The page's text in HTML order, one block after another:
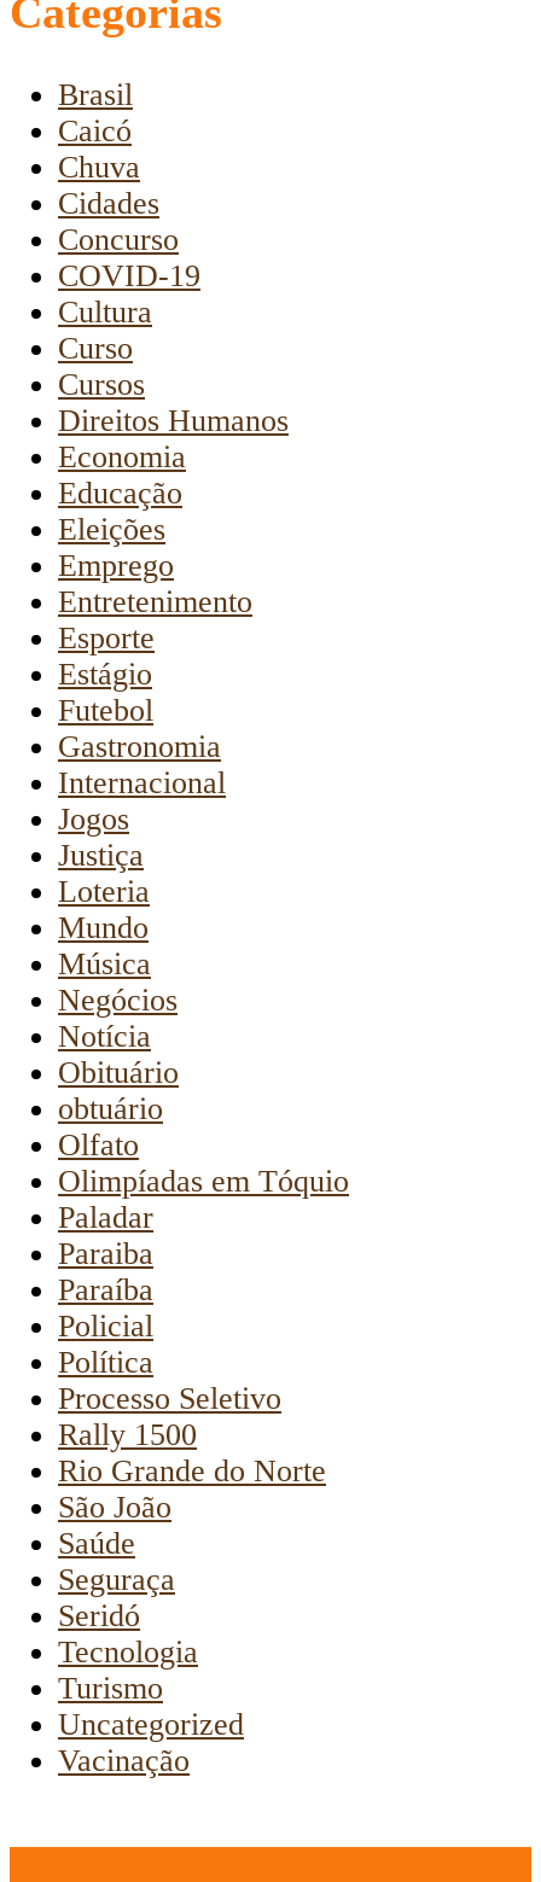
Categorias
Brasil
Caicó
Chuva
Cidades
Concurso
COVID-19
Cultura
Curso
Cursos
Direitos Humanos
Economia
Educação
Eleições
Emprego
Entretenimento
Esporte
Estágio
Futebol
Gastronomia
Internacional
Jogos
Justiça
Loteria
Mundo
Música
Negócios
Notícia
Obituário
obtuário
Olfato
Olimpíadas em Tóquio
Paladar
Paraiba
Paraíba
Policial
Política
Processo Seletivo
Rally 1500
Rio Grande do Norte
São João
Saúde
Seguraça
Seridó
Tecnologia
Turismo
Uncategorized
Vacinação